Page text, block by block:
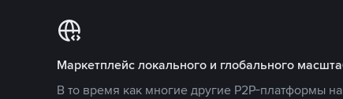
Маркетплейс локального и глобального
В то время как многие другие P2P-платформы